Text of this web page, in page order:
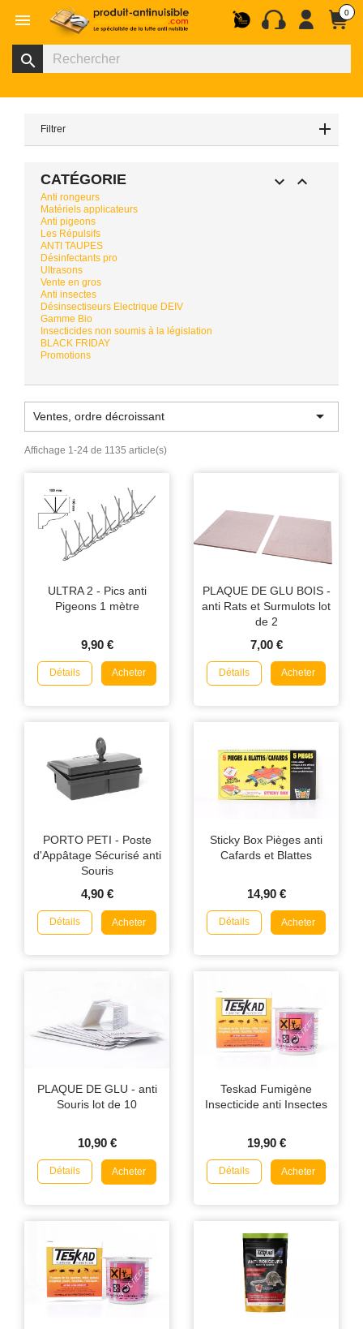
 0
search
Filtrer
CATÉGORIE  
Anti rongeurs
Matériels applicateurs
Anti pigeons
Les Répulsifs
ANTI TAUPES
Désinfectants pro
Ultrasons
Vente en gros
Anti insectes
Désinsectiseurs Electrique DEIV
Gamme Bio
Insecticides non soumis à la législation
BLACK FRIDAY
Promotions
Ventes, ordre décroissant 
Affichage 1-24 de 1135 article(s)
ULTRA 2 - Pics anti
Pigeons 1 mètre
9,90 €
Détails Acheter
PLAQUE DE GLU BOIS -
anti Rats et Surmulots lot
de 2
7,00 €
Détails Acheter
PORTO PETI - Poste
d'Appâtage Sécurisé anti
Souris
4,90 €
Détails Acheter
Sticky Box Pièges anti
Cafards et Blattes
14,90 €
Détails Acheter
PLAQUE DE GLU - anti
Souris lot de 10
10,90 €
Détails Acheter
Teskad Fumigène
Insecticide anti Insectes
19,90 €
Détails Acheter